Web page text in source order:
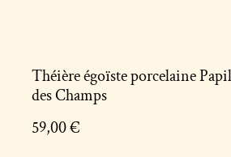
Théière égoïste porcelaine
des Champs
59,00 €